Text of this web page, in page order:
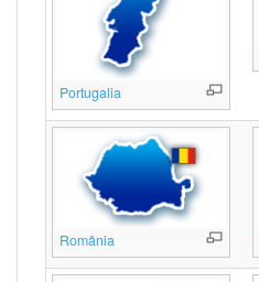
Portugalia
România